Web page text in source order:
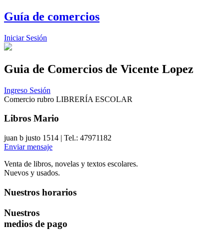
Guía de comercios
Iniciar Sesión
Guia de Comercios de Vicente Lopez
Ingreso Sesión
Comercio rubro LIBRERÍA ESCOLAR
Libros Mario
juan b justo 1514 | Tel.: 47971182
Enviar mensaje
Venta de libros, novelas y textos escolares.
Nuevos y usados.
Nuestros horarios
Nuestros
medios de pago